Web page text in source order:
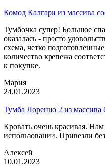
Комод Калгари из массива
Тумбочка супер! Большое
оказалась - просто
схема, четко
количество крепежа
к покупке.
Мария
24.01.2023
Тумба Лоренцо 2 из массива
Кровать очень красивая.
использовании. Привезли
Алексей
10.01.2023